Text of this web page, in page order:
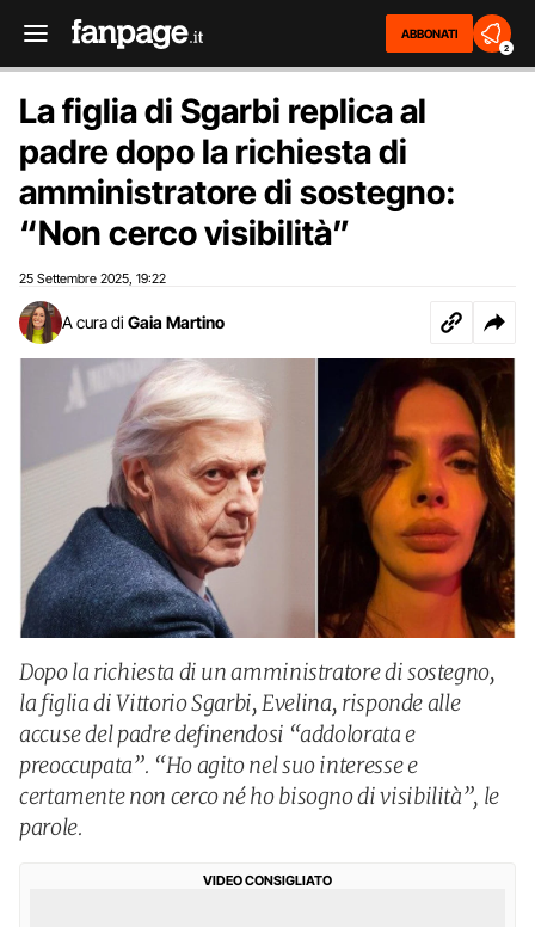
ABBONATI
2
La figlia di Sgarbi replica al
padre dopo la richiesta di
amministratore di sostegno:
“Non cerco visibilità”
25 Settembre 2025 19:22
A cura di Gaia Martino
Dopo la richiesta di un amministratore di sostegno,
la figlia di Vittorio Sgarbi, Evelina, risponde alle
accuse del padre definendosi “addolorata e
preoccupata”. “Ho agito nel suo interesse e
certamente non cerco né ho bisogno di visibilità”, le
parole.
VIDEO CONSIGLIATO